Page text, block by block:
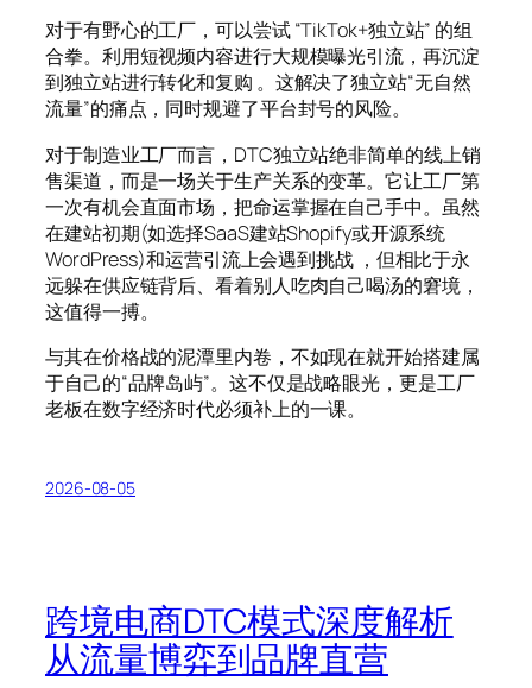
对于有野心的工厂，可以尝试 “TikTok+独立站” 的组
合拳。利用短视频内容进行大规模曝光引流，再沉淀
到独立站进行转化和复购 。这解决了独立站“无自然
流量”的痛点，同时规避了平台封号的风险。
对于制造业工厂而言，DTC独立站绝非简单的线上销
售渠道，而是一场关于生产关系的变革。它让工厂第
一次有机会直面市场，把命运掌握在自己手中。虽然
在建站初期(如选择SaaS建站Shopify或开源系统
WordPress)和运营引流上会遇到挑战 ，但相比于永
远躲在供应链背后、看着别人吃肉自己喝汤的窘境，
这值得一搏。
与其在价格战的泥潭里内卷，不如现在就开始搭建属
于自己的“品牌岛屿”。这不仅是战略眼光，更是工厂
老板在数字经济时代必须补上的一课。
2026-08-05
跨境电商DTC模式深度解析
从流量博弈到品牌直营